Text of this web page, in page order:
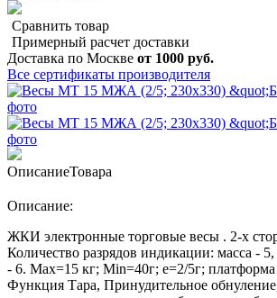
Сравнить товар
Примерный расчет доставки
Доставка по Москве от 1000 руб.
Все сертификаты производителя
ОписаниеТовара
Описание:
ЖКИ электронные торговые весы . 2-х
Количество разрядов индикации: масса -
- 6. Max=15 кг; Min=40г; e=2/5г;
Функция Тара, Принудительное